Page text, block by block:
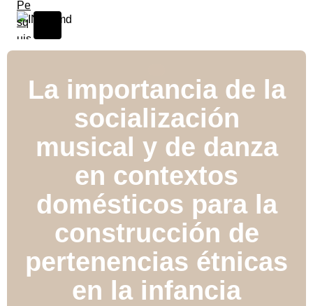
La importancia de la
socialización
musical y de danza
en contextos
domésticos para la
construcción de
pertenencias étnicas
en la infancia